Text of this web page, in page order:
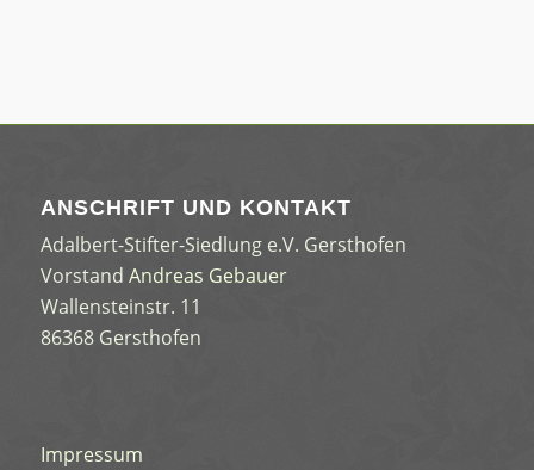
ANSCHRIFT UND KONTAKT
Adalbert-Stifter-Siedlung e.V. Gersthofen
Vorstand Andreas Gebauer
Wallensteinstr. 11
86368 Gersthofen
Impressum